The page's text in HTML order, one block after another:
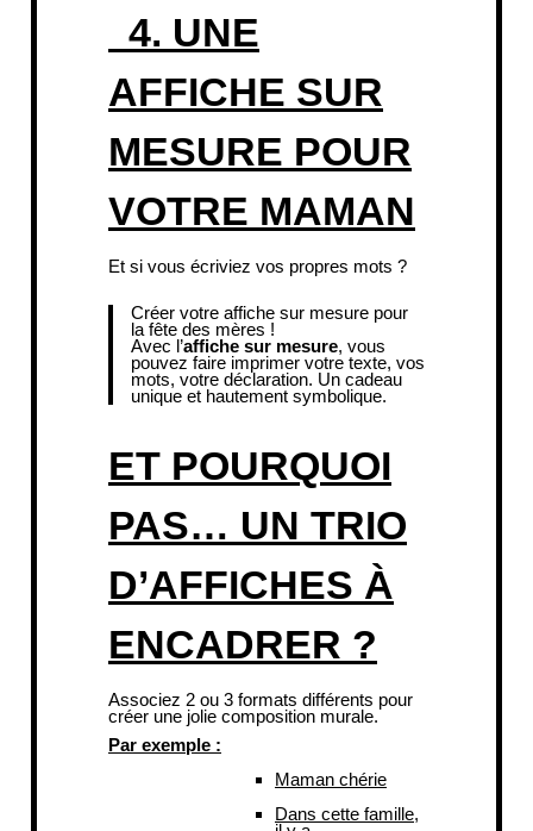
4. UNE
AFFICHE SUR
MESURE POUR
VOTRE MAMAN
Et si vous écriviez vos propres mots ?
Créer votre affiche sur mesure pour
la fête des mères !
Avec l’affiche sur mesure, vous
pouvez faire imprimer votre texte, vos
mots, votre déclaration. Un cadeau
unique et hautement symbolique.
ET POURQUOI
PAS… UN TRIO
D’AFFICHES À
ENCADRER ?
Associez 2 ou 3 formats différents pour
créer une jolie composition murale.
Par exemple :
Maman chérie
Dans cette famille,